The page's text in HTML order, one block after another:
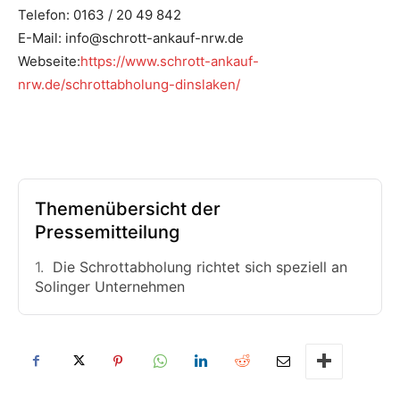
Telefon: 0163 / 20 49 842
E-Mail: info@schrott-ankauf-nrw.de
Webseite:https://www.schrott-ankauf-
nrw.de/schrottabholung-dinslaken/
Themenübersicht der
Pressemitteilung
Die Schrottabholung richtet sich speziell an
Solinger Unternehmen